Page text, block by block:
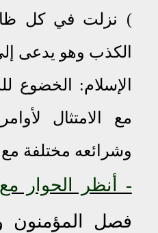
) نزلت في كل
الكذب وهو يدعى
الإسلام: الخضوع
مع الامتثال
وشرائعه مختلفة
- أنظر الحوار
فصل المؤمنون